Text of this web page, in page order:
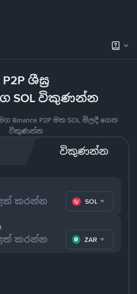
P2P ශීඝ්‍ර
SOL විකුණන්න
Binance P2P මත SOL මිලදී ගෙන
විකුණන්න
විකුණන්න
ZAR
SOL